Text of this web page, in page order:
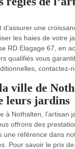
une
les haies de votre
RD Elagage 67, en
qualifiés vous
contactez-
ville de
leurs jardins
à Nothalten, l’artisan
offrons des
une référence dans
Pour savoir le prix